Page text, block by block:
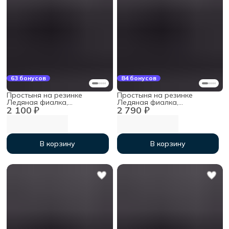
63 бонусов
2 100 ₽
Простыня на резинке
Ледяная фиалка,
90х200х30см, мако-сатин
В корзину
84 бонусов
2 790 ₽
Простыня на резинке
Ледяная фиалка,
200х200х30см, мако-сатин
В корзину